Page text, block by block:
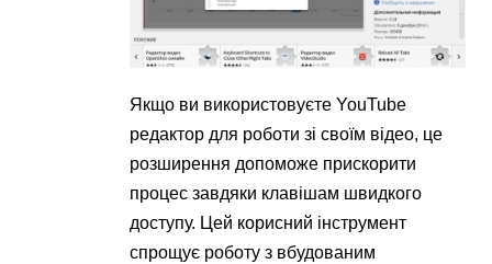
Якщо ви використовуєте YouTube
редактор для роботи зі своїм відео, це
розширення допоможе прискорити
процес завдяки клавішам швидкого
доступу. Цей корисний інструмент
спрощує роботу з вбудованим